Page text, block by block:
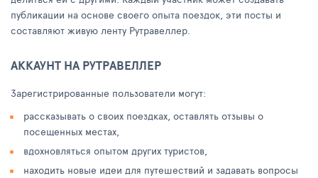
публикации на основе своего опыта поездок, эти посты и
составляют живую ленту Рутравеллер.
АККАУНТ НА РУТРАВЕЛЛЕР
Зарегистрированные пользователи могут:
рассказывать о своих поездках, оставлять отзывы о
посещенных местах,
вдохновляться опытом других туристов,
находить новые идеи для путешествий и задавать вопросы